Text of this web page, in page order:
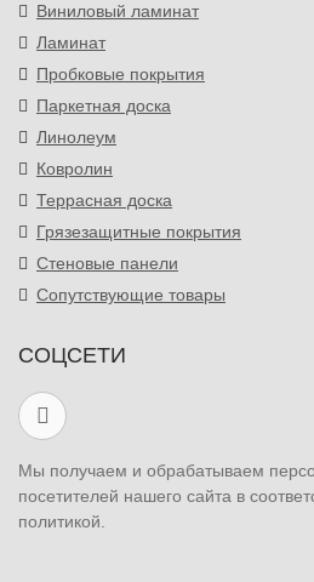
Виниловый ламинат
Ламинат
Пробковые покрытия
Паркетная доска
Линолеум
Ковролин
Террасная доска
Грязезащитные покрытия
Стеновые панели
Сопутствующие товары
СОЦСЕТИ
Мы получаем и обрабатываем
посетителей нашего сайта в
политикой.